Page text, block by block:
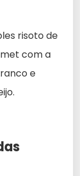
risoto de
com a
e